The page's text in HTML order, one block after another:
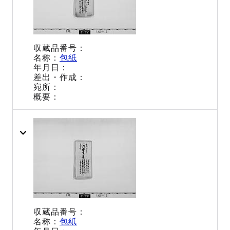
包紙
包紙